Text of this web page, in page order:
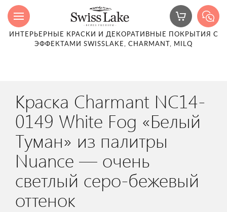
ИНТЕРЬЕРНЫЕ КРАСКИ И ДЕКОРАТИВНЫЕ ПОКРЫТИЯ С
ЭФФЕКТАМИ SWISSLAKE, CHARMANT, MILQ
Краска Charmant NC14-
0149 White Fog «Белый
Туман» из палитры
Nuance — очень
светлый серо-бежевый
оттенок